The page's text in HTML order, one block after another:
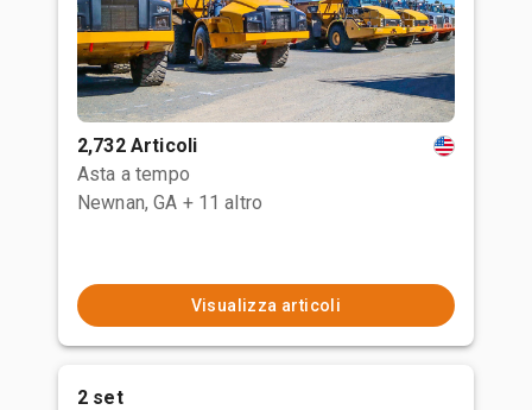
2,732 Articoli
Asta a tempo
Newnan, GA + 11 altro
Visualizza articoli
2 set